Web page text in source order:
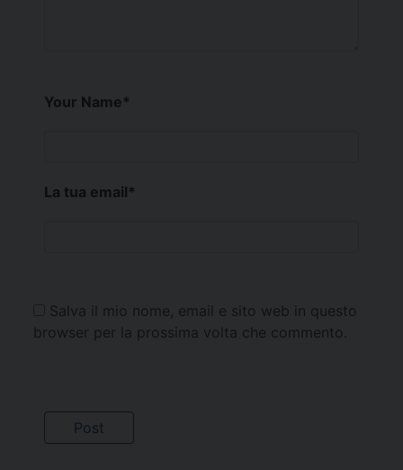
Your Name*
La tua email*
Salva il mio nome, email e sito web in questo
browser per la prossima volta che commento.